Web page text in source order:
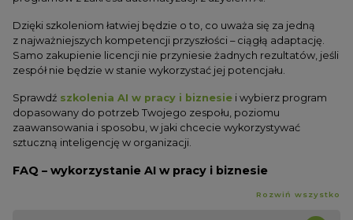
Dzięki szkoleniom łatwiej będzie o to, co uważa się za jedną
z najważniejszych kompetencji przyszłości – ciągłą adaptację.
Samo zakupienie licencji nie przyniesie żadnych rezultatów, jeśli
zespół nie będzie w stanie wykorzystać jej potencjału.
Sprawdź szkolenia AI w pracy i biznesie i wybierz program
dopasowany do potrzeb Twojego zespołu, poziomu
zaawansowania i sposobu, w jaki chcecie wykorzystywać
sztuczną inteligencję w organizacji.
FAQ – wykorzystanie AI w pracy i biznesie
Rozwiń wszystko